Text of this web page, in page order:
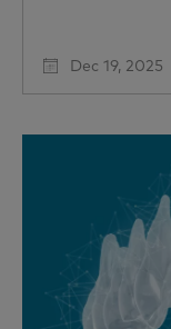
Dec 19, 2025